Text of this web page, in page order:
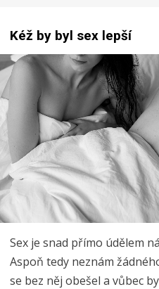
Kéž by byl sex lepší
Sex je snad přímo údělem
Aspoň tedy neznám
se bez něj obešel a vůbec